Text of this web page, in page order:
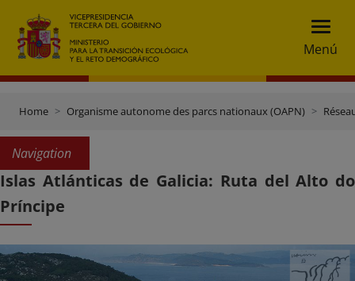
Menú
Home Organisme autonome des parcs nationaux (OAPN)
Navigation
Islas Atlánticas de Galicia: Ruta del Alto do
Príncipe